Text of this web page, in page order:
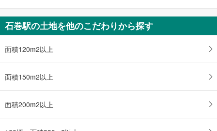
石巻駅の土地を他のこだわりから探す
面積120m2以上
面積150m2以上
面積200m2以上